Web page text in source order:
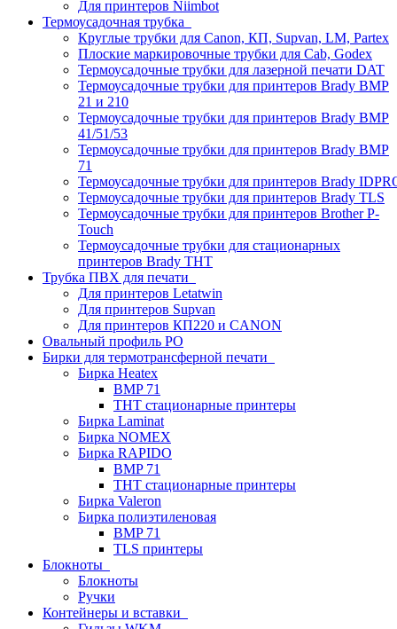
Для принтеров Niimbot
Термоусадочная трубка
Круглые трубки для Canon, КП, Supvan, LM, Partex
Плоские маркировочные трубки для Cab, Godex
Термоусадочные трубки для лазерной печати DAT
Термоусадочные трубки для принтеров Brady BMP
21 и 210
Термоусадочные трубки для принтеров Brady BMP
41/51/53
Термоусадочные трубки для принтеров Brady BMP
71
Термоусадочные трубки для принтеров Brady
Термоусадочные трубки для принтеров Brady TLS
Термоусадочные трубки для принтеров Brother P-
Touch
Термоусадочные трубки для стационарных
принтеров Brady THT
Трубка ПВХ для печати
Для принтеров Letatwin
Для принтеров Supvan
Для принтеров КП220 и CANON
Овальный профиль PO
Бирки для термотрансферной печати
Бирка Heatex
BMP 71
THT стационарные принтеры
Бирка Laminat
Бирка NOMEX
Бирка RAPIDO
BMP 71
THT стационарные принтеры
Бирка Valeron
Бирка полиэтиленовая
BMP 71
TLS принтеры
Блокноты
Блокноты
Ручки
Контейнеры и вставки